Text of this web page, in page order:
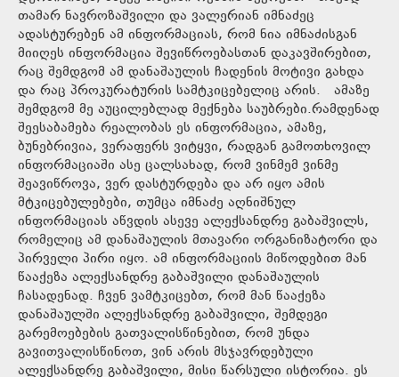
თამარ ნავროზაშვილი და ვალერიან იმნაძეც
ადასტურებენ ამ ინფორმაციას, რომ ნია იმნაძისგან
მიიღეს ინფორმაცია შევიწროებასთან დაკავშირებით,
რაც შემდგომ ამ დანაშაულის ჩადენის მოტივი გახდა
და რაც პროკურატურის სამტკიცებელიც არის. ამაზე
შემდგომ მე აუცილებლად მექნება საუბრები.რამდენად
შეესაბამება რეალობას ეს ინფორმაცია, ამაზე,
ბუნებრივია, ვერაფერს ვიტყვი, რადგან გამოთხოვილ
ინფორმაციაში ასე ცალსახად, რომ ვინმემ ვინმე
შეავიწროვა, ვერ დასტურდება და არ იყო ამის
მტკიცებულებები, თუმცა იმნაძე აღნიშნულ
ინფორმაციას აწვდის ასევე ალექსანდრე გაბაშვილს,
რომელიც ამ დანაშაულის მთავარი ორგანიზატორი და
პირველი პირი იყო. ამ ინფორმაციის მიწოდებით მან
წააქეზა ალექსანდრე გაბაშვილი დანაშაულის
ჩასადენად. ჩვენ ვამტკიცებთ, რომ მან წააქეზა
დანაშაულში ალექსანდრე გაბაშვილი, შემდეგი
გარემოებების გათვალისწინებით, რომ უნდა
გავითვალისწინოთ, ვინ არის მსჯავრდებული
ალექსანდრე გაბაშვილი, მისი წარსული ისტორია. ეს